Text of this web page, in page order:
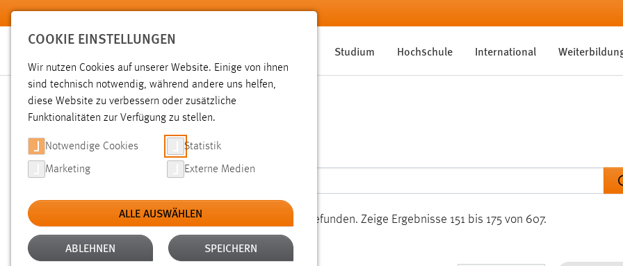
Zum Hauptinhalt springen
Studium Hochschule International
SUCHE
Gesucht nach "bachelorarbeit".Es wurden 607 Ergebnisse gefunden. Zeige Ergebnisse 151 bis 175 von 607.
COOKIE EINSTELLUNGEN
Wir nutzen Cookies auf unserer Website. Einige von ihnen
sind technisch notwendig, während andere uns helfen,
diese Website zu verbessern oder zusätzliche
Funktionalitäten zur Verfügung zu stellen.
Notwendige Cookies Statistik
Marketing Externe Medien
ALLE AUSWÄHLEN
ABLEHNEN SPEICHERN